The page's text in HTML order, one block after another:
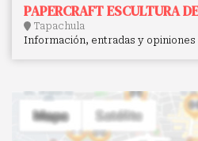
PAPERCRAFT ESCULTURA
Tapachula
Información, entradas y opiniones